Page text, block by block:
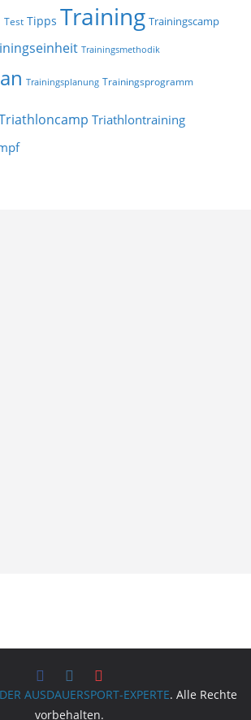
Test Tipps Training Trainingscamp
Trainingsmethodik
Trainingsplanung Trainingsprogramm
Triathlontraining
DER AUSDAUERSPORT-EXPERTE. Alle Rechte
vorbehalten.